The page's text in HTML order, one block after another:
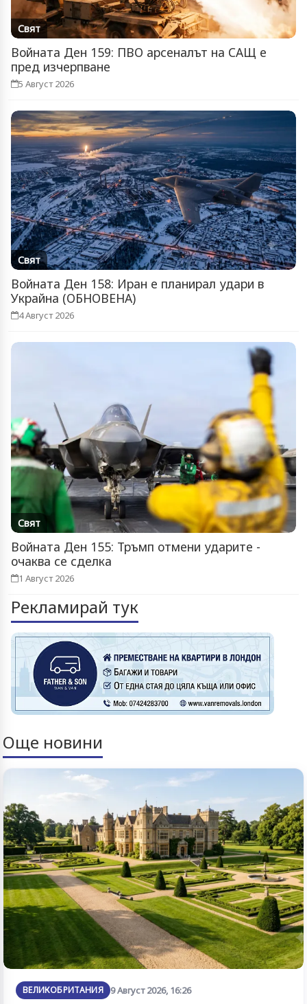
Свят
Войната Ден 159: ПВО арсеналът на САЩ е
пред изчерпване
5 Август 2026
Свят
Войната Ден 158: Иран е планирал удари в
Украйна (ОБНОВЕНА)
4 Август 2026
Свят
Войната Ден 155: Тръмп отмени ударите -
очаква се сделка
1 Август 2026
Рекламирай тук
Още новини
ВЕЛИКОБРИТАНИЯ 9 Август 2026, 16:26